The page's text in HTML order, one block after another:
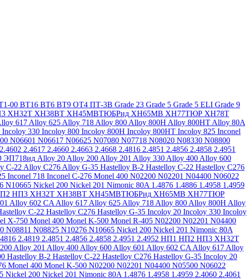
00 ВТ16 ВТ6 ВТ9 ОТ4 ПТ-3В Grade 23 Grade 5 Grade 5 ELI Grade 9
ХН32Т ХН38ВТ ХН45МВТЮБРид ХН65МВ ХН77ТЮР ХН78Т
617 Alloy 625 Alloy 718 Alloy 800 Alloy 800H Alloy 800HT Alloy 80A
Incoloy 330 Incoloy 800 Incoloy 800H Incoloy 800HT Incoloy 825 Inconel
N06601 N06617 N06625 N07080 N07718 N08020 N08330 N08800
2.4602 2.4617 2.4660 2.4663 2.4668 2.4816 2.4851 2.4856 2.4858 2.4951
ЭП718ид Alloy 20 Alloy 200 Alloy 201 Alloy 330 Alloy 400 Alloy 600
C-22 Alloy C276 Alloy G-35 Hastelloy B-2 Hastelloy C-22 Hastelloy C276
Inconel 718 Inconel C-276 Monel 400 N02200 N02201 N04400 N06022
N10665 Nickel 200 Nickel 201 Nimonic 80A 1.4876 1.4886 1.4958 1.4959
НП3 ХН32Т ХН38ВТ ХН45МВТЮБРид ХН65МВ ХН77ТЮР
Alloy 602 CA Alloy 617 Alloy 625 Alloy 718 Alloy 800 Alloy 800H Alloy
C-22 Hastelloy C276 Hastelloy G-35 Incoloy 20 Incoloy 330 Incoloy
X-750 Monel 400 Monel K-500 Monel R-405 N02200 N02201 N04400
N08811 N08825 N10276 N10665 Nickel 200 Nickel 201 Nimonic 80A
2.4819 2.4851 2.4856 2.4858 2.4951 2.4952 НП1 НП2 НП3 ХН32Т
Alloy 201 Alloy 400 Alloy 600 Alloy 601 Alloy 602 CA Alloy 617 Alloy
Hastelloy B-2 Hastelloy C-22 Hastelloy C276 Hastelloy G-35 Incoloy 20
Monel 400 Monel K-500 N02200 N02201 N04400 N05500 N06022
Nickel 200 Nickel 201 Nimonic 80A 1.4876 1.4958 1.4959 2.4060 2.4061